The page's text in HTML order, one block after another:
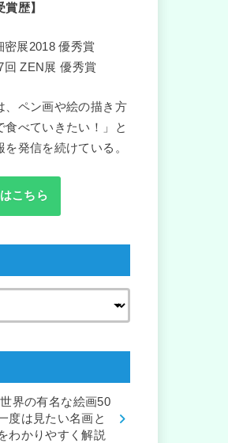
賞歴】
密展2018 優秀賞
回 ZEN展 優秀賞
、ペン画や絵の描き方
食べていきたい！」と
発信を続けている。
こちら
世界の有名な絵画50
度は見たい名画と
わかりやすく解説